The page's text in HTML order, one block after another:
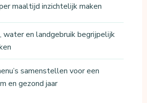
maaltijd inzichtelijk maken
water en landgebruik begrijpelijk
samenstellen voor een
en gezond jaar